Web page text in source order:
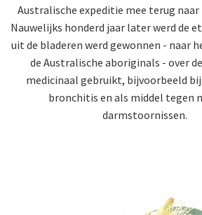
Australische expeditie mee terug naar
Nauwelijks honderd jaar later werd de
uit de bladeren werd gewonnen - naar
de Australische aboriginals - over
medicinaal gebruikt, bijvoorbeeld
bronchitis en als middel tegen
darmstoornissen.